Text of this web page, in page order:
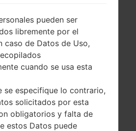
diferir.
GT-P3100
GT-P3100B
pueden ser
libremente por el
caso de Datos de Uso,
cuando se usa esta
se especifique lo contrario,
solicitados por esta
obligatorios y falta de
estos Datos puede